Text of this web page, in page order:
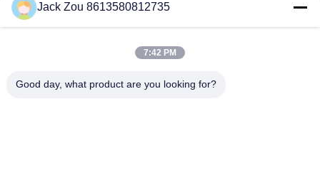
Γρήγορη επικοινωνία
Τηλεφώνημα
Jack Zou 8613580812735
7:42 PM
Good day, what product are you looking for?